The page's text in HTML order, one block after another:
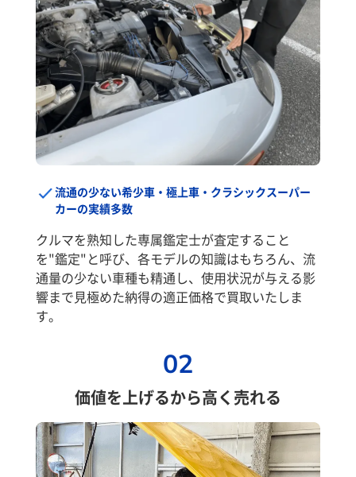
流通の少ない希少車・極上車・クラシックスーパー
カーの実績多数
クルマを熟知した専属鑑定士が査定すること
を"鑑定"と呼び、各モデルの知識はもちろん、流
通量の少ない車種も精通し、使用状況が与える影
響まで見極めた納得の適正価格で買取いたしま
す。
02
価値を上げるから高く売れる